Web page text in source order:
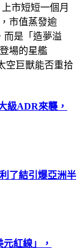
市短短一個月
市值蒸發逾
而是「造夢溢
場的星艦
空巨獸能否重拾
級ADR來襲，
了結引爆亞洲半
紅線」，